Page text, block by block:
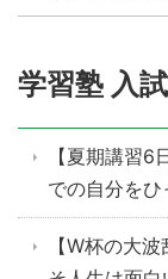
学習塾 入
【夏期講習
での自分を
【W杯の大